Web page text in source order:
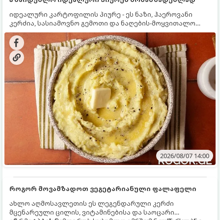
იდეალური კარტოფილის პიურე - ეს ნაზი, ჰაეროვანი
კერძია, სასიამოვნო გემოთი და ნაღების-მოყვითალო
ფერით. მისი მომზადება ძალიან მარტივია, მაგრამ
არსებობს რამდენიმე საიდუმლო, რომლებიც უნდა
იცოდეთ, რომ პიურე იდეალურად გემრიელი გამოვიდეს.
2026/08/07 14:00
როგორ მოვამზადოთ ვეგეტარიანული ფალაფელი
ახლო აღმოსავლეთის ეს ლეგენდარული კერძი
მცენარეული ცილის, ვიტამინებისა და საოცარი